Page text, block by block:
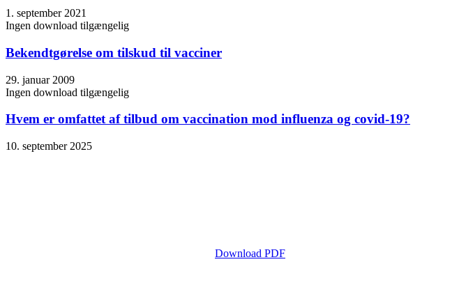
1. september 2021
Ingen download tilgængelig
Bekendtgørelse om tilskud til vacciner
29. januar 2009
Ingen download tilgængelig
Hvem er omfattet af tilbud om vaccination mod influenza og covid-19?
10. september 2025
Download PDF